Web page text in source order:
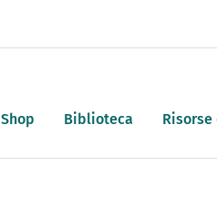
Shop Biblioteca